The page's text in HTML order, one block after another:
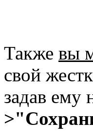
Также вы
свой
задав ему